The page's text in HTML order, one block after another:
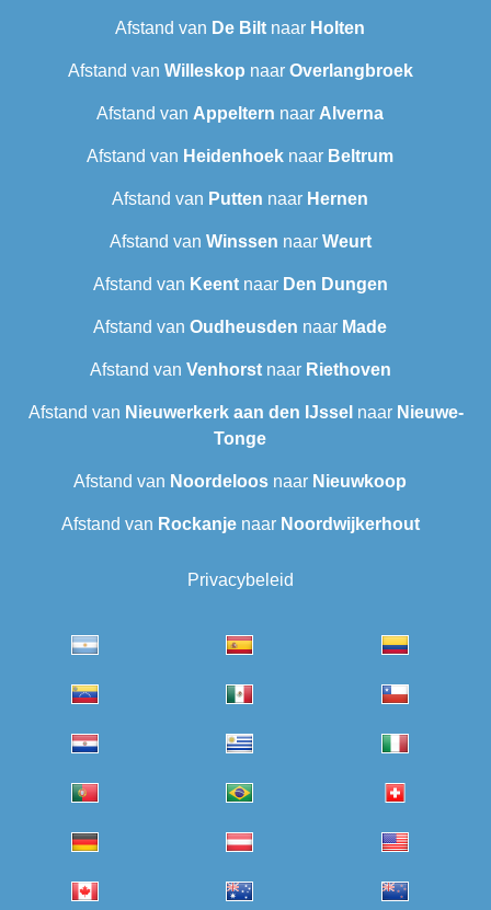
Afstand van De Bilt naar Holten
Afstand van Willeskop naar Overlangbroek
Afstand van Appeltern naar Alverna
Afstand van Heidenhoek naar Beltrum
Afstand van Putten naar Hernen
Afstand van Winssen naar Weurt
Afstand van Keentnaar Den Dungen
Afstand van Oudheusden naar Made
Afstand van Venhorstnaar Riethoven
Afstand van Nieuwerkerk aan den IJssel naar Nieuwe-
Tonge
Afstand van Noordeloos naar Nieuwkoop
Afstand van Rockanjenaar Noordwijkerhout
Privacybeleid